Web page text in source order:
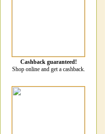
Cashback guaranteed!
Shop online and get a cashback.